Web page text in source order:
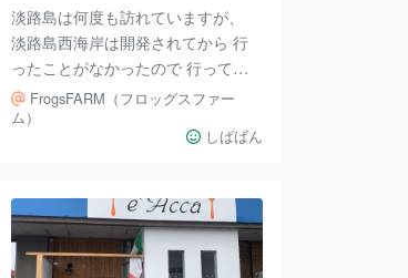
淡路島は何度も訪れていますが、
淡路島西海岸は開発されてから 行
ったことがなかったので 行ってき
ました😆 西海岸の フロッグスファ
ームのエリア全体が オシャレ！！
飲食店やホテルなど 全てが新しく
い！！ 写真を撮るスポットもあり
ます🤳 ここは必ず 通る人達が 記念
写真を撮っていました☺️ 大阪でも
お馴染みの ガーブは同じエリアに 2
FrogsFARM（フロッグスファー
ム）
しばばん